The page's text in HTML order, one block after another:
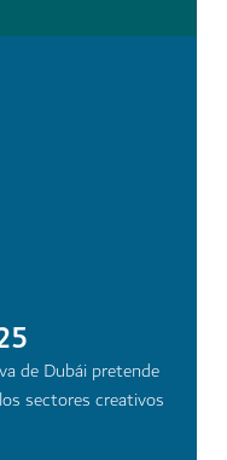
de Dubái pretende
sectores creativos